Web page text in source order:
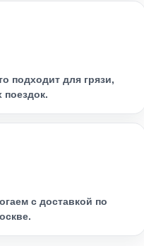
подходит для грязи,
поездок.
с доставкой по